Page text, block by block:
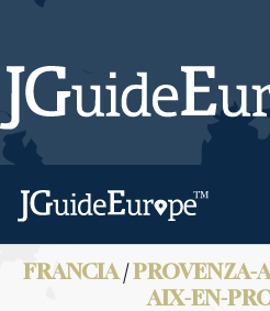
FRANCIA/PROVENZA-
AIX-EN-